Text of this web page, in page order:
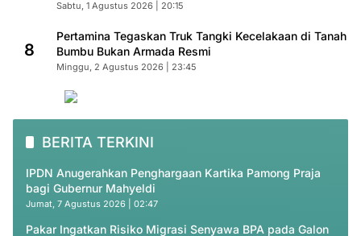
Sabtu, 1 Agustus 2026 | 20:15
8
Pertamina Tegaskan Truk Tangki Kecelakaan di Tanah
Bumbu Bukan Armada Resmi
Minggu, 2 Agustus 2026 | 23:45
BERITA TERKINI
IPDN Anugerahkan Penghargaan Kartika Pamong Praja
bagi Gubernur Mahyeldi
Jumat, 7 Agustus 2026 | 02:47
Pakar Ingatkan Risiko Migrasi Senyawa BPA pada Galon